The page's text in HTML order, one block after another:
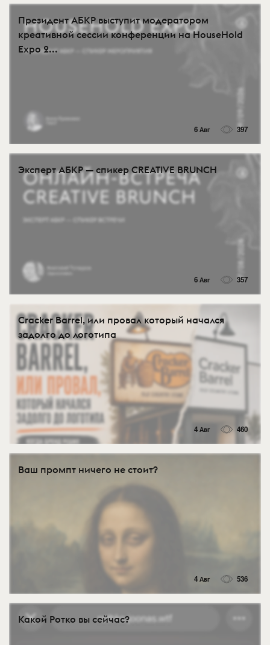
Президент АБКР выступит модератором
креативной сессии конференции на HouseHold
Expo 2...
6 Авг 397
Эксперт АБКР — спикер CREATIVE BRUNCH
6 Авг 357
Cracker Barrel, или провал который начался
задолго до логотипа
4 Авг 460
Ваш промпт ничего не стоит?
4 Авг 536
Какой Ротко вы сейчас?